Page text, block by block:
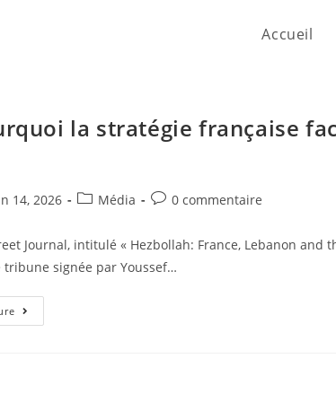
Accueil
la stratégie française
14, 2026 Média 0 commentaire
Journal, intitulé « Hezbollah: France, Lebanon
tribune signée par Youssef…